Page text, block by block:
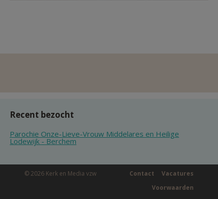
Recent bezocht
Parochie Onze-Lieve-Vrouw Middelares en Heilige
Lodewijk - Berchem
© 2026 Kerk en Media vzw Vacatures
Contact
Voorwaarden